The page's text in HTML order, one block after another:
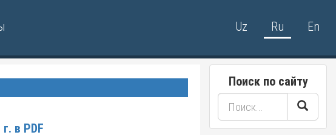
Uz Ru En
в PDF
Поиск по сайту